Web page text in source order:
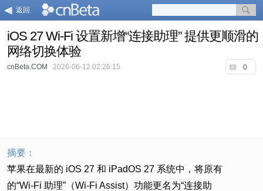
返回
iOS 27 Wi‑Fi 设置新增“连接助理” 提供更顺滑的
网络切换体验
0
cnBeta.COM 2026-06-12 02:26:15
摘要：
苹果在最新的 iOS 27 和 iPadOS 27 系统中，将原有
的“Wi‑Fi 助理”（Wi‑Fi Assist）功能更名为“连接助